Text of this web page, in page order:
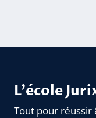
L'école
Tout pour réussir